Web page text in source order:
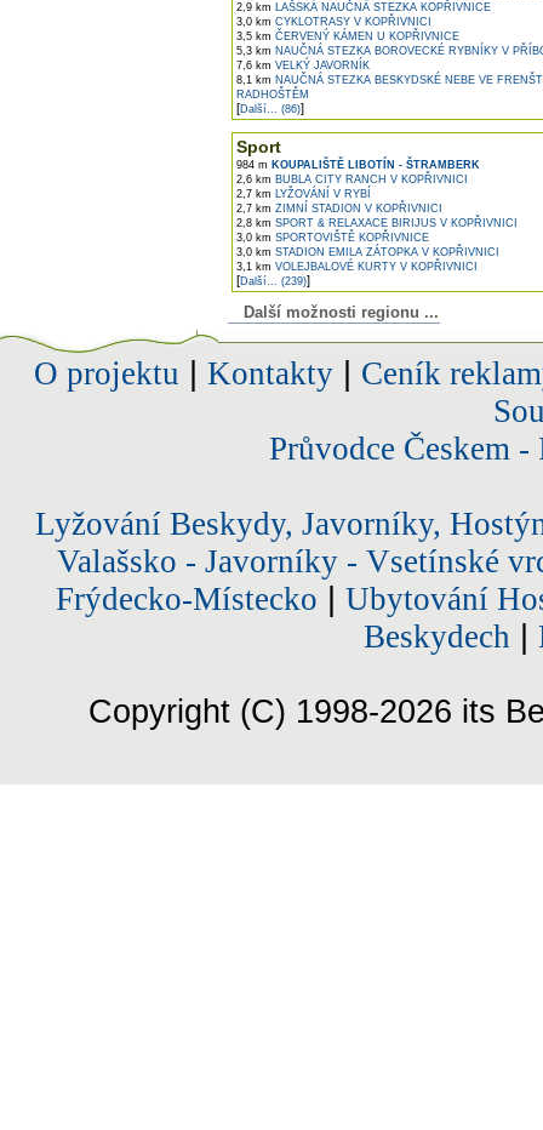
2,9 km LAŠSKÁ NAUČNÁ STEZKA KOPŘIVNICE
3,0 km CYKLOTRASY V KOPŘIVNICI
3,5 km ČERVENÝ KÁMEN U KOPŘIVNICE
5,3 km NAUČNÁ STEZKA BOROVECKÉ RYBNÍKY V
7,6 km VELKÝ JAVORNÍK
8,1 km NAUČNÁ STEZKA BESKYDSKÉ NEBE VE
RADHOŠTĚM
[Další... (86)]
Sport
984 m KOUPALIŠTĚ LIBOTÍN - ŠTRAMBERK
2,6 km BUBLA CITY RANCH V KOPŘIVNICI
2,7 km LYŽOVÁNÍ V RYBÍ
2,7 km ZIMNÍ STADION V KOPŘIVNICI
2,8 km SPORT & RELAXACE BIRIJUS V KOPŘIVNICI
3,0 km SPORTOVIŠTĚ KOPŘIVNICE
3,0 km STADION EMILA ZÁTOPKA V KOPŘIVNICI
3,1 km VOLEJBALOVÉ KURTY V KOPŘIVNICI
[Další... (239)]
Další možnosti regionu ...
O projektu Kontakty| Ceník
Průvodce Českem
Lyžování Beskydy, Javorníky,
Valašsko - Javorníky - Vsetínské
Frýdecko-Místecko
Ubytování
Beskydech
Copyright (C) 1998-2026 its